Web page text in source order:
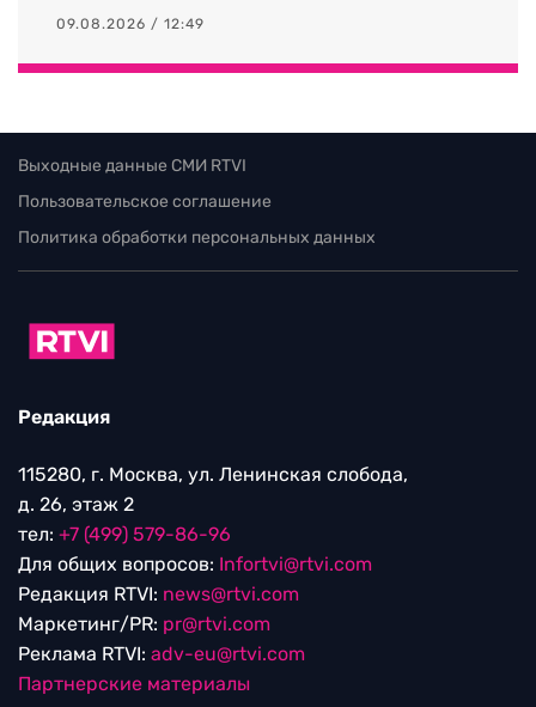
09.08.2026 / 12:49
Выходные данные СМИ RTVI
Пользовательское соглашение
Политика обработки персональных данных
Редакция
115280, г. Москва, ул. Ленинская слобода,
д. 26, этаж 2
тел: +7 (499) 579-86-96
Для общих вопросов: Infortvi@rtvi.com
Редакция RTVI: news@rtvi.com
Маркетинг/PR: pr@rtvi.com
Реклама RTVI: adv-eu@rtvi.com
Партнерские материалы